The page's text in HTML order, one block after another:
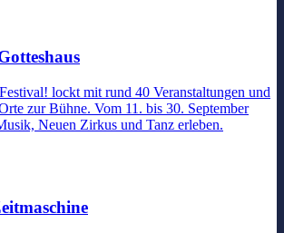
lockt mit rund 40 Veranstaltungen und
zur Bühne. Vom 11. bis 30. September
Neuen Zirkus und Tanz erleben.